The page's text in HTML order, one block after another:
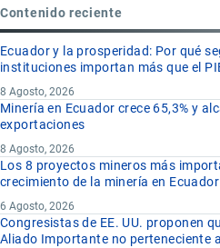
Contenido reciente
Ecuador y la prosperidad: Por qué
instituciones importan más que el
8 Agosto, 2026
Minería en Ecuador crece 65,3% y
exportaciones
8 Agosto, 2026
Los 8 proyectos mineros más
crecimiento de la minería en Ecuador
6 Agosto, 2026
Congresistas de EE. UU. proponen
Aliado Importante no perteneciente